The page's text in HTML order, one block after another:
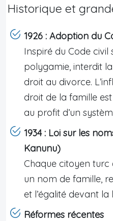
Historique et
1926 : Adoption du
Inspiré du Code civil
polygamie, interdit
droit au divorce.
droit de la famille
au profit d’un
1934 : Loi sur les
Kanunu)
Chaque citoyen
un nom de famille,
et l’égalité devant la
Réformes récentes